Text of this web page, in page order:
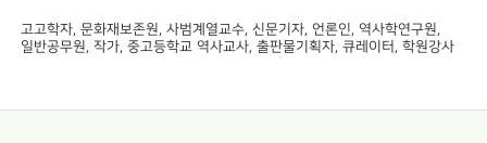
고고학자, 문화재보존원, 사범계열교수, 신문기자, 언론인, 역사학연구원,
일반공무원, 작가, 중고등학교 역사교사, 출판물기획자, 큐레이터, 학원강사